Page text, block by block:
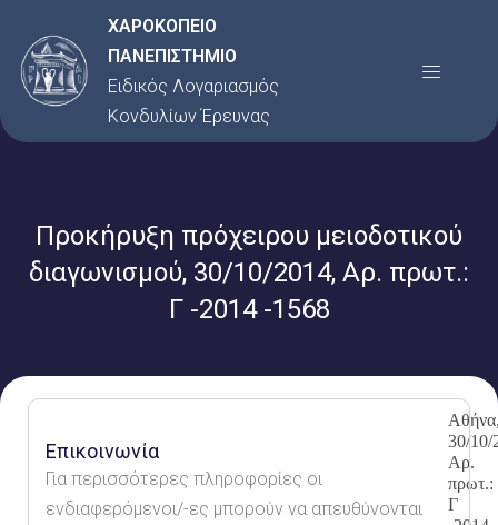
στο
περιεχόμενο
ΧΑΡΟΚΟΠΕΙΟ
ΠΑΝΕΠΙΣΤΗΜΙΟ
Ειδικός Λογαριασμός
Κονδυλίων Έρευνας
Menu
Προκήρυξη πρόχειρου μειοδοτικού
διαγωνισμού, 30/10/2014, Αρ. πρωτ.:
Γ -2014 -1568
30/10/
Αρ.
πρωτ.:
Γ
Επικοινωνία
Για περισσότερες πληροφορίες οι
ενδιαφερόμενοι/-ες μπορούν να απευθύνονται